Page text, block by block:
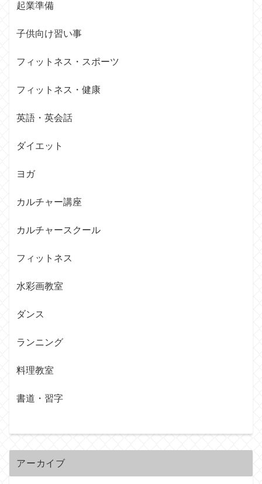
起業準備
子供向け習い事
フィットネス・スポーツ
フィットネス・健康
英語・英会話
ダイエット
ヨガ
カルチャー講座
カルチャースクール
フィットネス
水彩画教室
ダンス
ランニング
料理教室
書道・習字
アーカイブ